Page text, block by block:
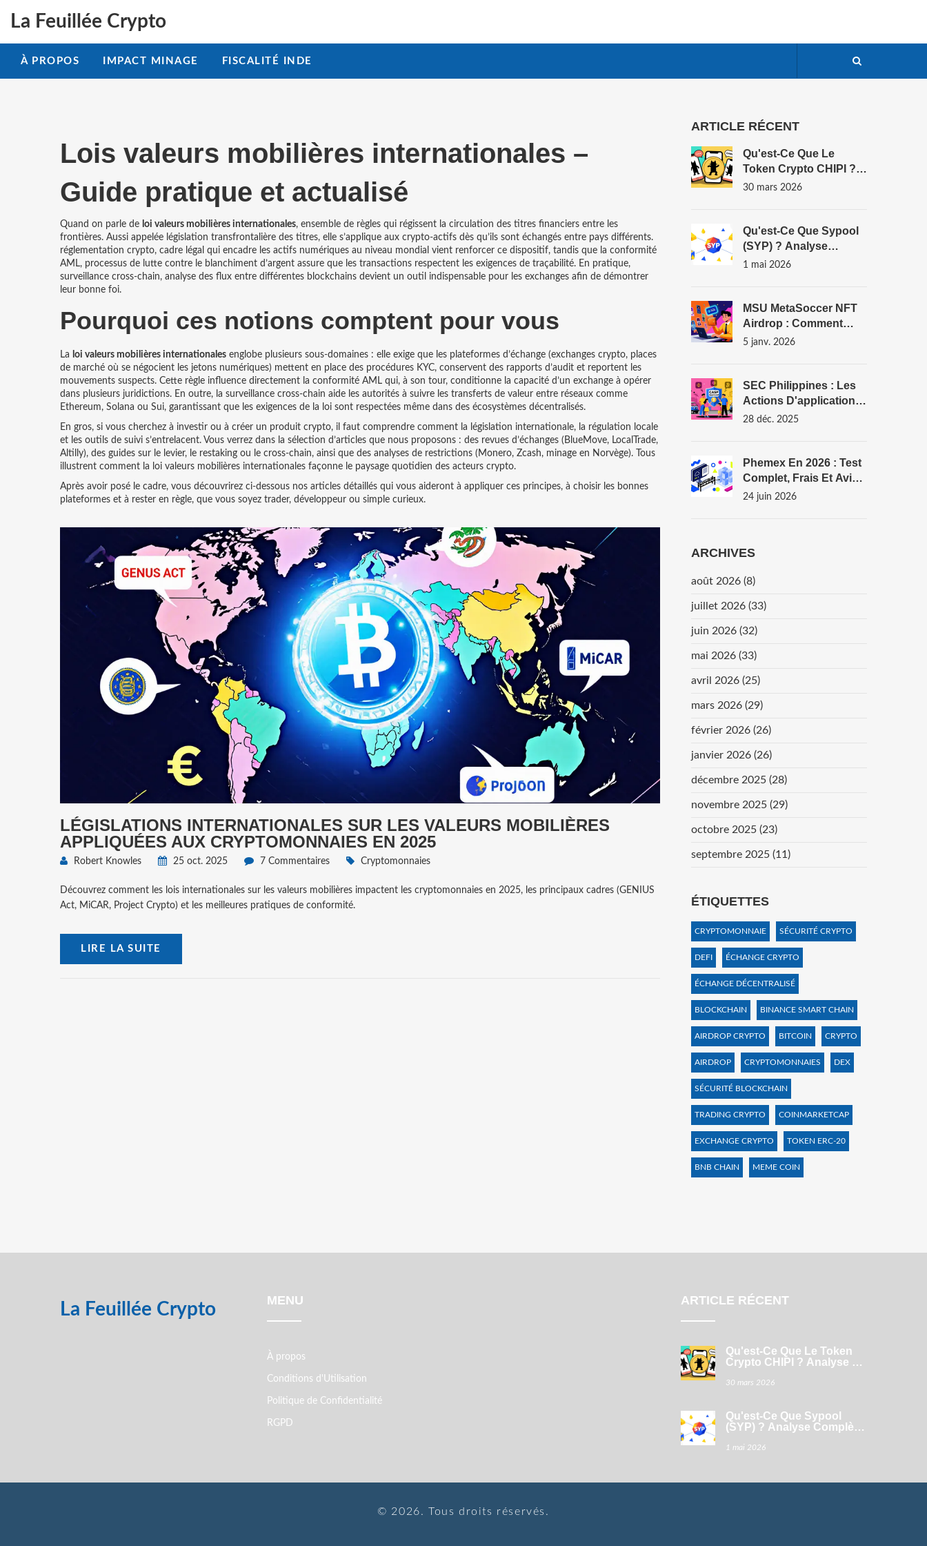
La Feuillée Crypto
À PROPOS IMPACT MINAGE FISCALITÉ INDE
Lois valeurs mobilières internationales –
Guide pratique et actualisé
Quand on parle de loi valeurs mobilières internationales, ensemble de règles qui régissent la circulation des titres financiers entre les
frontières. Aussi appelée législation transfrontalière des titres, elle s’applique aux crypto‑actifs dès qu’ils sont échangés entre pays différents.
réglementation crypto, cadre légal qui encadre les actifs numériques au niveau mondial vient renforcer ce dispositif, tandis que la conformité
AML, processus de lutte contre le blanchiment d’argent assure que les transactions respectent les exigences de traçabilité. En pratique,
surveillance cross‑chain, analyse des flux entre différentes blockchains devient un outil indispensable pour les exchanges afin de démontrer
leur bonne foi.
Pourquoi ces notions comptent pour vous
La loi valeurs mobilières internationales englobe plusieurs sous‑domaines : elle exige que les plateformes d’échange (exchanges crypto, places
de marché où se négocient les jetons numériques) mettent en place des procédures KYC, conservent des rapports d’audit et reportent les
mouvements suspects. Cette règle influence directement la conformité AML qui, à son tour, conditionne la capacité d’un exchange à opérer
dans plusieurs juridictions. En outre, la surveillance cross‑chain aide les autorités à suivre les transferts de valeur entre réseaux comme
Ethereum, Solana ou Sui, garantissant que les exigences de la loi sont respectées même dans des écosystèmes décentralisés.
En gros, si vous cherchez à investir ou à créer un produit crypto, il faut comprendre comment la législation internationale, la régulation locale
et les outils de suivi s’entrelacent. Vous verrez dans la sélection d’articles que nous proposons : des revues d’échanges (BlueMove, LocalTrade,
Altilly), des guides sur le levier, le restaking ou le cross‑chain, ainsi que des analyses de restrictions (Monero, Zcash, minage en Norvège). Tous
illustrent comment la loi valeurs mobilières internationales façonne le paysage quotidien des acteurs crypto.
Après avoir posé le cadre, vous découvrirez ci‑dessous nos articles détaillés qui vous aideront à appliquer ces principes, à choisir les bonnes
plateformes et à rester en règle, que vous soyez trader, développeur ou simple curieux.
LÉGISLATIONS INTERNATIONALES SUR LES VALEURS MOBILIÈRES
APPLIQUÉES AUX CRYPTOMONNAIES EN 2025
Robert Knowles 25 oct. 2025 7 Commentaires Cryptomonnaies
Découvrez comment les lois internationales sur les valeurs mobilières impactent les cryptomonnaies en 2025, les principaux cadres (GENIUS
Act, MiCAR, Project Crypto) et les meilleures pratiques de conformité.
LIRE LA SUITE
ARTICLE RÉCENT
Qu'est-Ce Que Le
Token Crypto CHIPI ?
Analyse Et
30 mars 2026
Qu'est-Ce Que Sypool
(SYP) ? Analyse
Complète Du Token
1 mai 2026
MSU MetaSoccer NFT
Airdrop : Comment
Participer Et Gagner
5 janv. 2026
SEC Philippines : Les
Actions D'application
De La Loi Sur Les
28 déc. 2025
Phemex En 2026 : Test
Complet, Frais Et Avis
Honnête
24 juin 2026
ARCHIVES
août 2026 (8)
juillet 2026 (33)
juin 2026 (32)
mai 2026 (33)
avril 2026 (25)
mars 2026 (29)
février 2026 (26)
janvier 2026 (26)
décembre 2025 (28)
novembre 2025 (29)
octobre 2025 (23)
septembre 2025 (11)
ÉTIQUETTES
CRYPTOMONNAIE SÉCURITÉ CRYPTO
DEFI ÉCHANGE CRYPTO
ÉCHANGE DÉCENTRALISÉ
BLOCKCHAIN BINANCE SMART CHAIN
AIRDROP CRYPTO BITCOIN CRYPTO
AIRDROP CRYPTOMONNAIES DEX
SÉCURITÉ BLOCKCHAIN
TRADING CRYPTO COINMARKETCAP
EXCHANGE CRYPTO TOKEN ERC-20
BNB CHAIN MEME COIN
La Feuillée Crypto MENU
À propos
Conditions d'Utilisation
Politique de Confidentialité
RGPD
ARTICLE RÉCENT
Qu'est-Ce Que Le Token
Crypto CHIPI ? Analyse Et
30 mars 2026
Qu'est-Ce Que Sypool
(SYP) ? Analyse Complète
1 mai 2026
© 2026. Tous droits réservés.